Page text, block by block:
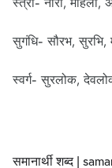
सुगंधि- सौरभ,
स्वर्ग- सुरलोक,
समानार्थी शब्द |